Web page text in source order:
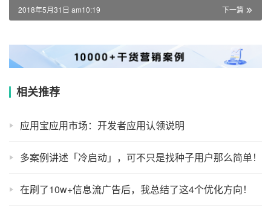
下一篇
2018年5月31日 am10:19
相关推荐
应用宝应用市场：开发者应用认领说明
多案例讲述「冷启动」，可不只是找种子用户那么简单！
在刷了10w+信息流广告后，我总结了这4个优化方向！